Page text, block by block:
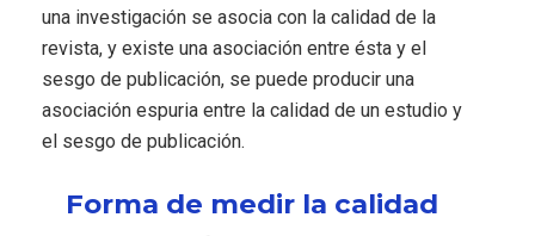
una investigación se asocia con la calidad de la
revista, y existe una asociación entre ésta y el
sesgo de publicación, se puede producir una
asociación espuria entre la calidad de un estudio y
el sesgo de publicación.
Forma de medir la calidad